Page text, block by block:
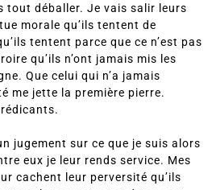
tout déballer. Je vais salir leurs
morale qu’ils tentent de
tentent parce que ce n’est pas
qu’ils n’ont jamais mis les
Que celui qui n’a jamais
me jette la première pierre.
jugement sur ce que je suis alors
eux je leur rends service. Mes
cachent leur perversité qu’ils